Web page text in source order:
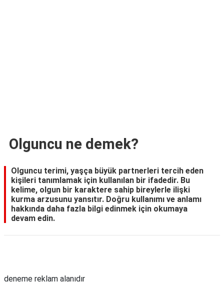
Olguncu ne demek?
Olguncu terimi, yaşça büyük partnerleri tercih eden
kişileri tanımlamak için kullanılan bir ifadedir. Bu
kelime, olgun bir karaktere sahip bireylerle ilişki
kurma arzusunu yansıtır. Doğru kullanımı ve anlamı
hakkında daha fazla bilgi edinmek için okumaya
devam edin.
deneme reklam alanıdır